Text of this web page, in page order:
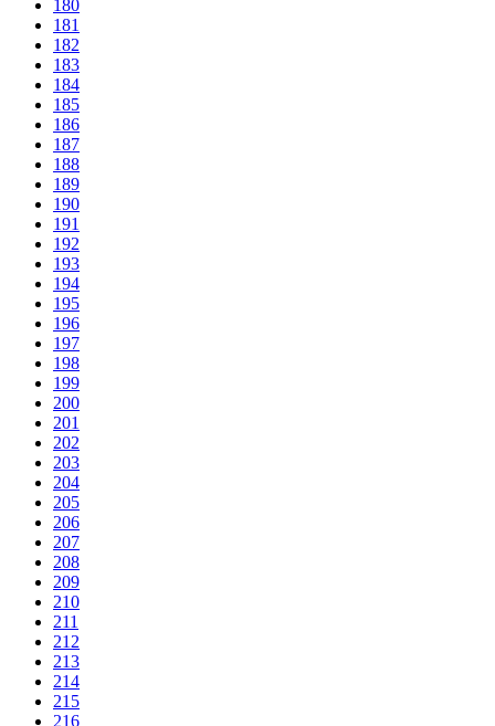
180
181
182
183
184
185
186
187
188
189
190
191
192
193
194
195
196
197
198
199
200
201
202
203
204
205
206
207
208
209
210
211
212
213
214
215
216